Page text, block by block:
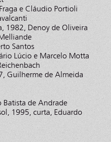
e Cláudio Portioli
1982, Denoy de Oliveira
Santos
Lúcio e Marcelo Motta
Guilherme de Almeida
Batista de Andrade
1995, curta, Eduardo